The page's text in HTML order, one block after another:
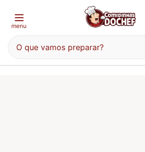
menu
O que vamos preparar?